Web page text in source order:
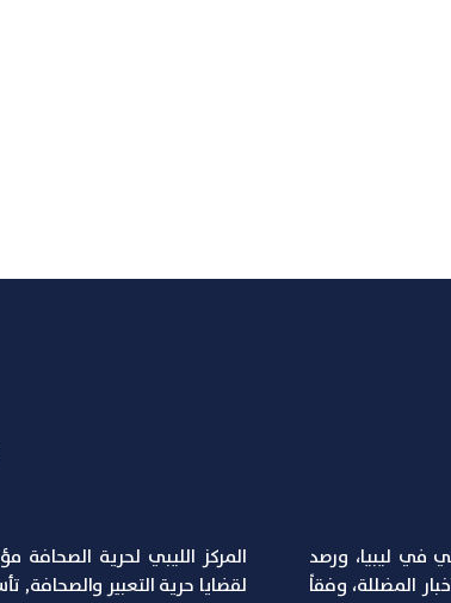
في ليبيا، ورصد
المضللة، وفقاً
المركز الليبي لحرية